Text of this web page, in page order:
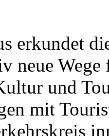
erkundet
neue
und
mit